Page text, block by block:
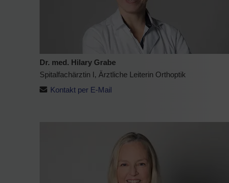
Dr. med. Hilary Grabe
Spitalfachärztin I, Ärztliche Leiterin Orthoptik
Kontakt per E-Mail